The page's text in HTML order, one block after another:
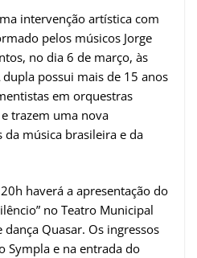
intervenção artística com
pelos músicos Jorge
no dia 6 de março, às
dupla possui mais de 15 anos
em orquestras
trazem uma nova
da música brasileira e da
haverá a apresentação do
no Teatro Municipal
Quasar. Os ingressos
Sympla e na entrada do